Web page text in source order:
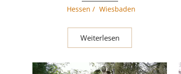
Hessen / Wiesbaden
Weiterlesen